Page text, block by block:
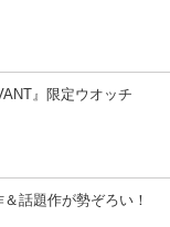
』限定ウオッチ
話題作が勢ぞろい！